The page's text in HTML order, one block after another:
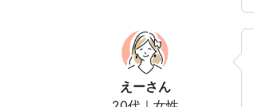
えーさん